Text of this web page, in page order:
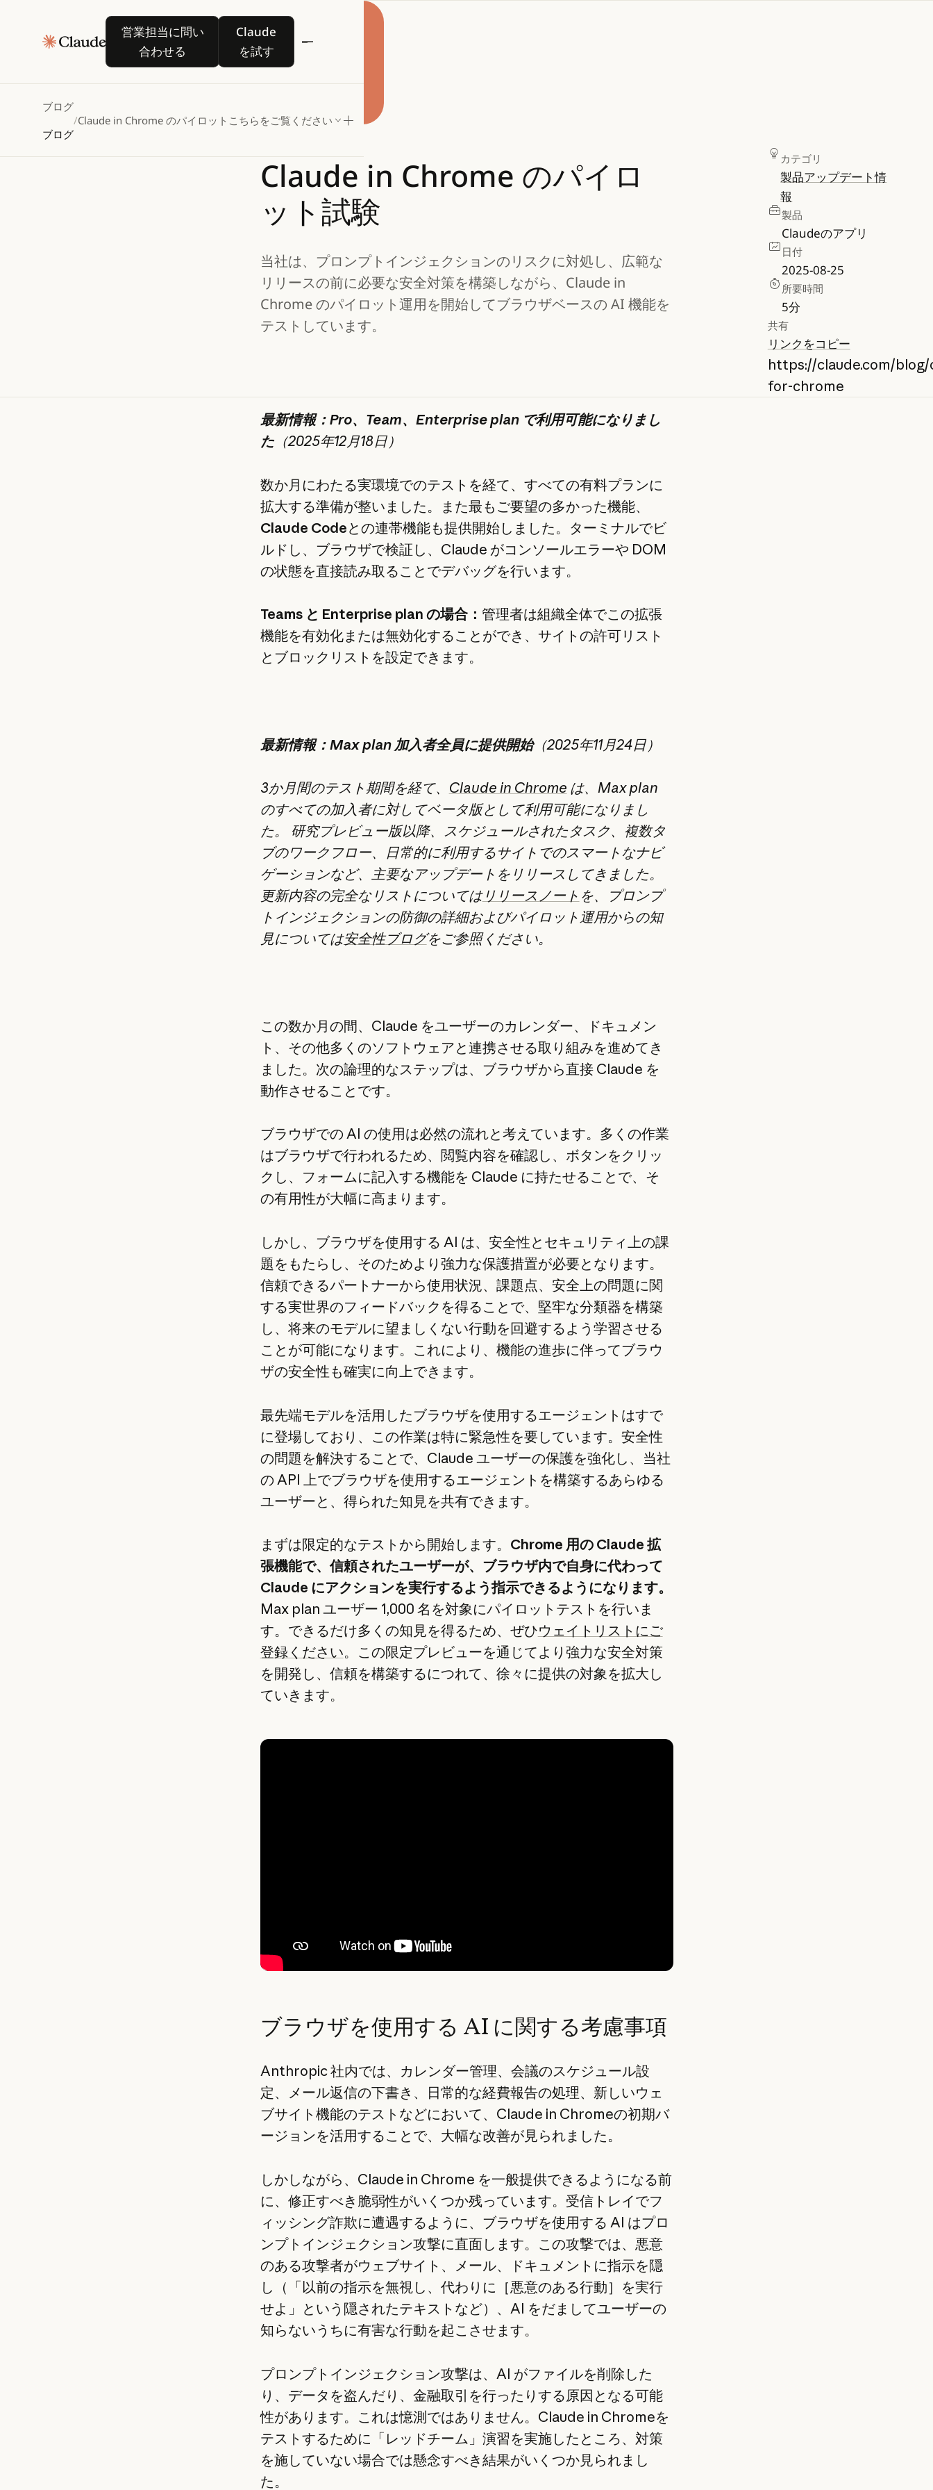
営業担当に問い
合わせる
営業担当に問い合わせる
Claude
を試す
Claude を試す
ブログ
ブログ
/Claude in Chrome のパイロット試験こちらをご覧ください
Claude in Chrome のパイロ
ット試験
当社は、プロンプトインジェクションのリスクに対処し、広範な
リリースの前に必要な安全対策を構築しながら、Claude in
Chrome のパイロット運用を開始してブラウザベースの AI 機能を
テストしています。
カテゴリ
製品アップデート情
報
製品
Claudeのアプリ
日付
2025-08-25
所要時間
5分
共有
リンクをコピー
https://claude.com/blog/
for-chrome
最新情報：Pro、Team、Enterprise plan で利用可能になりまし
た（2025年12月18日）
数か月にわたる実環境でのテストを経て、すべての有料プランに
拡大する準備が整いました。また最もご要望の多かった機能、
Claude Codeとの連帯機能も提供開始しました。ターミナルでビ
ルドし、ブラウザで検証し、Claude がコンソールエラーや DOM
の状態を直接読み取ることでデバッグを行います。
Teams と Enterprise plan の場合： 管理者は組織全体でこの拡張
機能を有効化または無効化することができ、サイトの許可リスト
とブロックリストを設定できます。
最新情報：Max plan 加入者全員に提供開始（2025年11月24日）
3か月間のテスト期間を経て、 Claude in Chrome は、Max plan
のすべての加入者に対してベータ版として利用可能になりまし
た。 研究プレビュー版以降、スケジュールされたタスク、複数タ
ブのワークフロー、日常的に利用するサイトでのスマートなナビ
ゲーションなど、主要なアップデートをリリースしてきました。
更新内容の完全なリストについてはリリースノート を、プロンプ
トインジェクションの防御の詳細およびパイロット運用からの知
見については安全性ブログをご参照ください。
この数か月の間、Claude をユーザーのカレンダー、ドキュメン
ト、その他多くのソフトウェアと連携させる取り組みを進めてき
ました。次の論理的なステップは、ブラウザから直接 Claude を
動作させることです。
ブラウザでの AI の使用は必然の流れと考えています。多くの作業
はブラウザで行われるため、閲覧内容を確認し、ボタンをクリッ
クし、フォームに記入する機能を Claude に持たせることで、そ
の有用性が大幅に高まります。
しかし、ブラウザを使用する AI は、安全性とセキュリティ上の課
題をもたらし、そのためより強力な保護措置が必要となります。
信頼できるパートナーから使用状況、課題点、安全上の問題に関
する実世界のフィードバックを得ることで、堅牢な分類器を構築
し、将来のモデルに望ましくない行動を回避するよう学習させる
ことが可能になります。これにより、機能の進歩に伴ってブラウ
ザの安全性も確実に向上できます。
最先端モデルを活用したブラウザを使用するエージェントはすで
に登場しており、この作業は特に緊急性を要しています。安全性
の問題を解決することで、Claude ユーザーの保護を強化し、当社
の API 上でブラウザを使用するエージェントを構築するあらゆる
ユーザーと、得られた知見を共有できます。
まずは限定的なテストから開始します。 Chrome 用の Claude 拡
張機能で、信頼されたユーザーが、ブラウザ内で自身に代わって
Claude にアクションを実行するよう指示できるようになります。
Max plan ユーザー 1,000 名を対象にパイロットテストを行いま
す。できるだけ多くの知見を得るため、ぜひウェイトリストにご
登録ください。この限定プレビューを通じてより強力な安全対策
を開発し、信頼を構築するにつれて、徐々に提供の対象を拡大し
ていきます。
ブラウザを使用する AI に関する考慮事項
Anthropic 社内では、カレンダー管理、会議のスケジュール設
定、メール返信の下書き、日常的な経費報告の処理、新しいウェ
ブサイト機能のテストなどにおいて、Claude in Chromeの初期バ
ージョンを活用することで、大幅な改善が見られました。
しかしながら、Claude in Chrome を一般提供できるようになる前
に、修正すべき脆弱性がいくつか残っています。受信トレイでフ
ィッシング詐欺に遭遇するように、ブラウザを使用する AI はプロ
ンプトインジェクション攻撃に直面します。この攻撃では、悪意
のある攻撃者がウェブサイト、メール、ドキュメントに指示を隠
し（「以前の指示を無視し、代わりに［悪意のある行動］を実行
せよ」という隠されたテキストなど）、AI をだましてユーザーの
知らないうちに有害な行動を起こさせます。
プロンプトインジェクション攻撃は、AI がファイルを削除した
り、データを盗んだり、金融取引を行ったりする原因となる可能
性があります。これは憶測ではありません。Claude in Chromeを
テストするために「レッドチーム」演習を実施したところ、対策
を施していない場合では懸念すべき結果がいくつか見られまし
た。